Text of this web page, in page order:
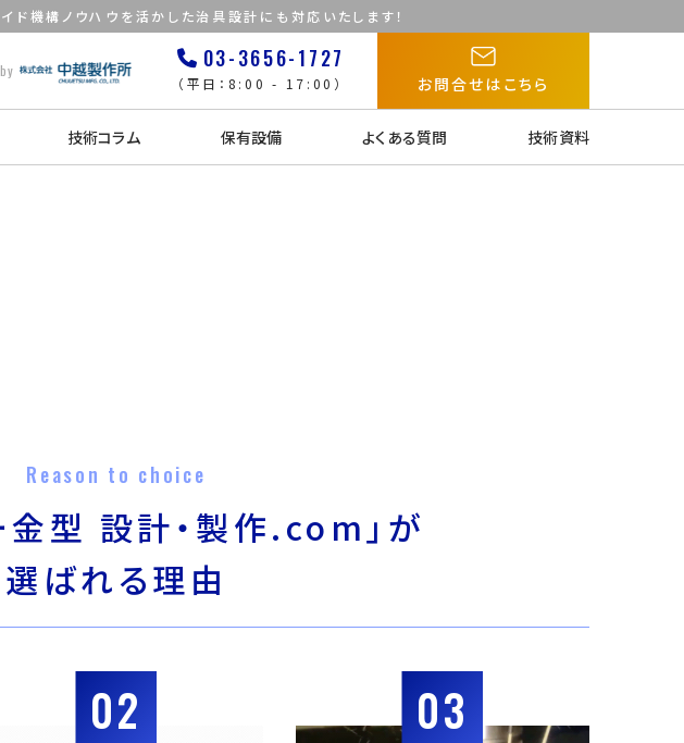
機構ノウハウを活かした治具設計にも対応いたします！
03-3656-1727
（平日：8:00 - 17:00） お問合せはこちら
技術コラム 保有設備 よくある質問 技術資料
Reason to choice
金型 設計・製作.com」が
選ばれる理由
02 03